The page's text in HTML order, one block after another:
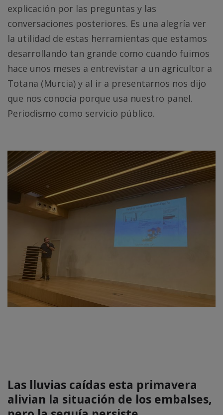
explicación por las preguntas y las
conversaciones posteriores. Es una alegría ver
la utilidad de estas herramientas que estamos
desarrollando tan grande como cuando fuimos
hace unos meses a entrevistar a un agricultor a
Totana (Murcia) y al ir a presentarnos nos dijo
que nos conocía porque usa nuestro panel.
Periodismo como servicio público.
Las lluvias caídas esta primavera
alivian la situación de los embalses,